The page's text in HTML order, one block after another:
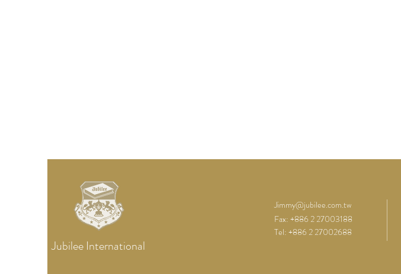
Jubilee International
Jimmy@jubilee.com.tw
Fax: +886 2 27003188
Tel: +886 2 27002688